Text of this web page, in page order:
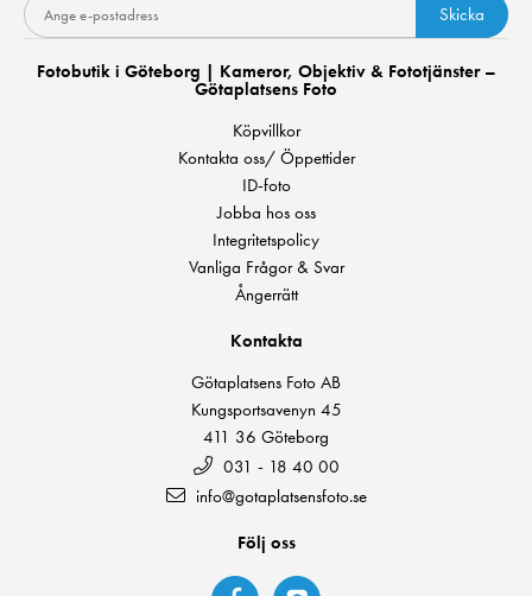
Skicka
Fotobutik i Göteborg | Kameror, Objektiv & Fototjänster –
Götaplatsens Foto
Köpvillkor
Kontakta oss/ Öppettider
ID-foto
Jobba hos oss
Integritetspolicy
Vanliga Frågor & Svar
Ångerrätt
Kontakta
Götaplatsens Foto AB
Kungsportsavenyn 45
411 36 Göteborg
031 - 18 40 00
info@gotaplatsensfoto.se
Följ oss